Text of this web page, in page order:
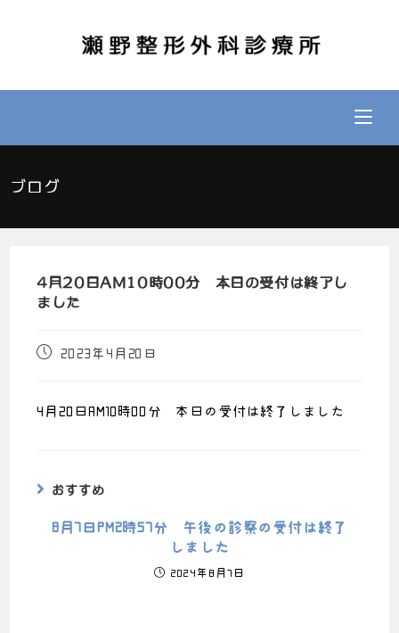
ブログ
4月20日AM10時00分 本日の受付は終了し
ました
2023年4月20日
4月20日AM10時00分 本日の受付は終了しました
おすすめ
8月7日PM2時57分 午後の診察の受付は終了
しました
2024年8月7日